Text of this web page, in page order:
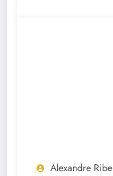
Alexandre